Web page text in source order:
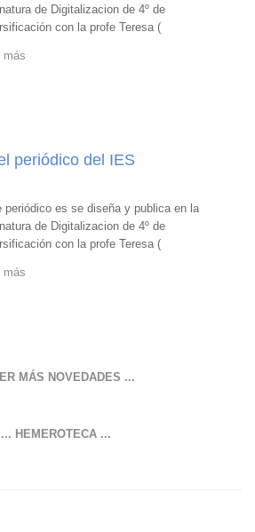
de Digitalizacion de 4º de
con la profe Teresa (
más
periódico del IES
periódico es se diseña y publica en la
de Digitalizacion de 4º de
con la profe Teresa (
más
MÁS NOVEDADES ...
... HEMEROTECA ...